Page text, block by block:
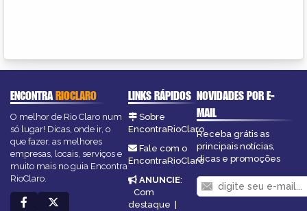
ENCONTRARIOCLARO
O melhor de Rio Claro num
só lugar! Dicas, onde ir, o
que fazer, as melhores
empresas, locais, serviços e
muito mais no guia Encontra
RioClaro.
LINKS RÁPIDOS
Sobre
EncontraRioClaro
Fale com o
EncontraRioClaro
ANUNCIE:
Com
destaque
NOVIDADES POR E-
MAIL
Receba grátis as
principais notícias,
dicas e promoções